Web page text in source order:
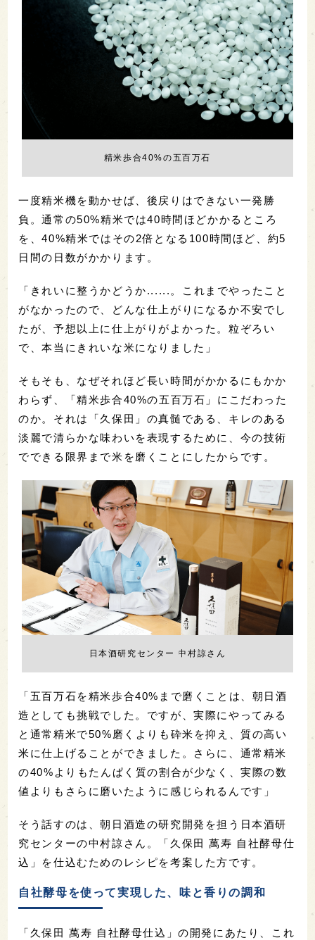
精米歩合40%の五百万石
一度精米機を動かせば、後戻りはできない一発勝
負。通常の50%精米では40時間ほどかかるところ
を、40%精米ではその2倍となる100時間ほど、約5
日間の日数がかかります。
「きれいに整うかどうか......。これまでやったこと
がなかったので、どんな仕上がりになるか不安でし
たが、予想以上に仕上がりがよかった。粒ぞろい
で、本当にきれいな米になりました」
そもそも、なぜそれほど長い時間がかかるにもかか
わらず、「精米歩合40%の五百万石」にこだわった
のか。それは「久保田」の真髄である、キレのある
淡麗で清らかな味わいを表現するために、今の技術
でできる限界まで米を磨くことにしたからです。
日本酒研究センター 中村諒さん
「五百万石を精米歩合40%まで磨くことは、朝日酒
造としても挑戦でした。ですが、実際にやってみる
と通常精米で50%磨くよりも砕米を抑え、質の高い
米に仕上げることができました。さらに、通常精米
の40%よりもたんぱく質の割合が少なく、実際の数
値よりもさらに磨いたように感じられるんです」
そう話すのは、朝日酒造の研究開発を担う日本酒研
究センターの中村諒さん。「久保田 萬寿 自社酵母仕
込」を仕込むためのレシピを考案した方です。
自社酵母を使って実現した、味と香りの調和
「久保田 萬寿 自社酵母仕込」の開発にあたり、これ